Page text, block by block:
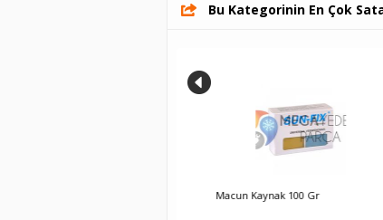
Bu Kategorinin En Çok
Macun Kaynak 100 Gr